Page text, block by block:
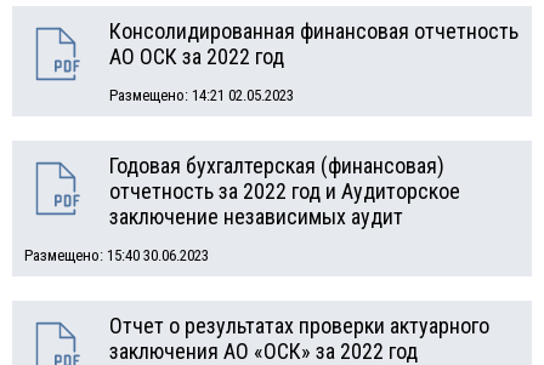
Консолидированная финансовая отчетность
АО ОСК за 2022 год
Размещено: 14:21 02.05.2023
Годовая бухгалтерская (финансовая)
отчетность за 2022 год и Аудиторское
заключение независимых аудит
Размещено: 15:40 30.06.2023
Отчет о результатах проверки актуарного
заключения АО «ОСК» за 2022 год